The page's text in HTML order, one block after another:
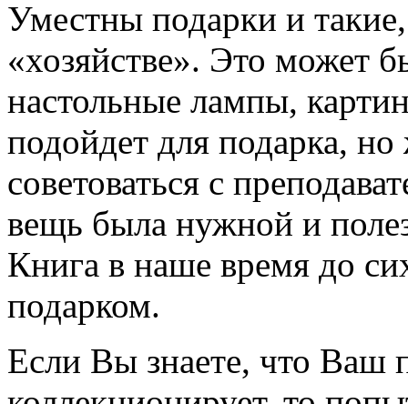
Уместны подарки и
«хозяйстве». Это может
настольные лампы,
подойдет для подарка, но
советоваться с
вещь была нужной и
Книга в наше время до
подарком.
Если Вы знаете, что Ваш